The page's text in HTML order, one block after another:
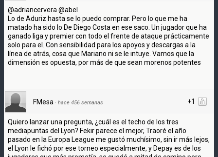
@adriancervera @abel
Lo de Aduriz hasta se lo puedo comprar. Pero lo que me ha
matado ha sido lo De Diego Costa en ese saco. Un jugador que ha
ganado liga y premier con todo el frente de ataque prácticamente
solo para el. Con sensibilidad para los apoyos y descargas a la
línea de atrás, cosa que Mariano ni se le intuye. Vamos que la
dimensión es opuesta, por más de que sean morenos potentes
+1
FMesa · hace 456 semanas
Quiero lanzar una pregunta, ¿cuál es el techo de los tres
mediapuntas del Lyon? Fekir parece el mejor, Traoré el año
pasado en la Europa League me gustó muchísimo, sin ir más lejos,
el Lyon le fichó por ese torneo especialmente, y Depay es de los